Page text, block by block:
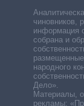
чиновников,
информация
собрана и
народного
Дело».
Материалы,
рекламы: